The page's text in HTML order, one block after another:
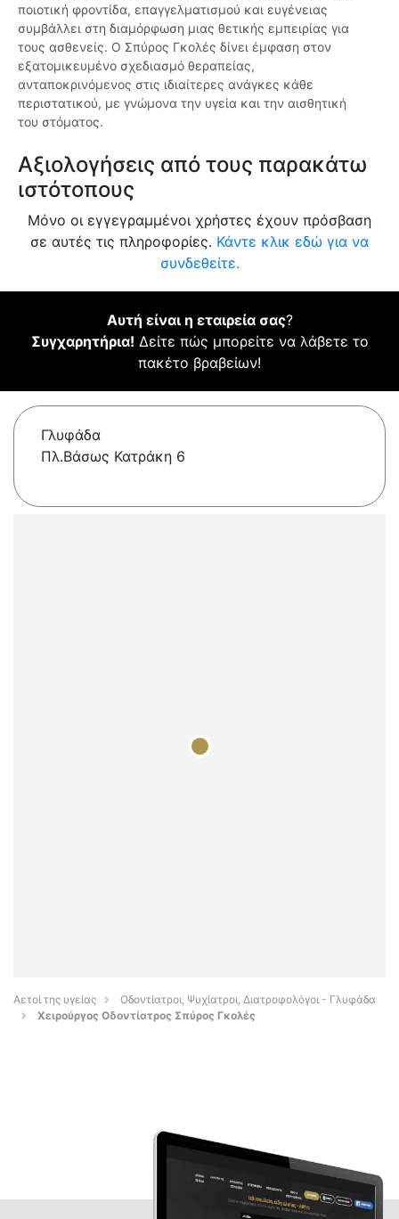
ποιοτική φροντίδα, επαγγελματισμού και ευγένειας
συμβάλλει στη διαμόρφωση μιας θετικής εμπειρίας για
τους ασθενείς. Ο Σπύρος Γκολές δίνει έμφαση στον
εξατομικευμένο σχεδιασμό θεραπείας,
ανταποκρινόμενος στις ιδιαίτερες ανάγκες κάθε
περιστατικού, με γνώμονα την υγεία και την αισθητική
του στόματος.
Αξιολογήσεις από τους παρακάτω
ιστότοπους
Μόνο οι εγγεγραμμένοι χρήστες έχουν πρόσβαση
σε αυτές τις πληροφορίες. Κάντε κλικ εδώ για να
συνδεθείτε.
Αυτή είναι η εταιρεία σας?
Συγχαρητήρια! Δείτε πώς μπορείτε να λάβετε το
πακέτο βραβείων!
Γλυφάδα
Πλ.Βάσως Κατράκη 6
Αετοί της υγείας
Οδοντίατροι, Ψυχίατροι, Διατροφολόγοι - Γλυφάδα
Χειρούργος Οδοντίατρος Σπύρος Γκολές